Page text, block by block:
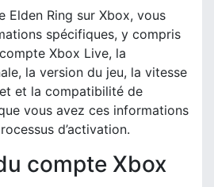
Elden Ring sur Xbox, vous
spécifiques, y compris
Xbox Live, la
la version du jeu, la vitesse
et la compatibilité de
que vous avez ces informations
d’activation.
compte Xbox